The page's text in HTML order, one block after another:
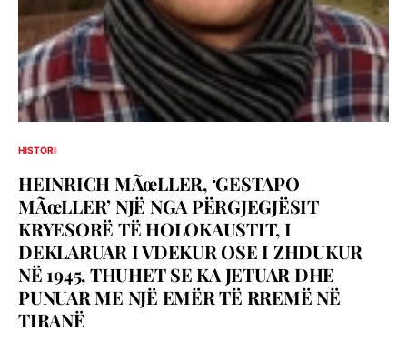
HISTORI
HEINRICH MÃœLLER, ‘GESTAPO
MÃœLLER’ NJË NGA PËRGJEGJËSIT
KRYESORË TË HOLOKAUSTIT, I
DEKLARUAR I VDEKUR OSE I ZHDUKUR
NË 1945, THUHET SE KA JETUAR DHE
PUNUAR ME NJË EMËR TË RREMË NË
TIRANË